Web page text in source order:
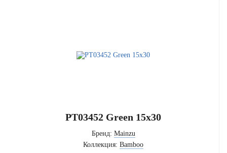
PT03452 Green 15x30
Бренд: Mainzu
Коллекция: Bamboo